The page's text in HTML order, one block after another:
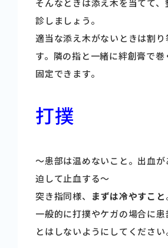
そんなときは添え木を当てて、
診しましょう。
適当な添え木がないときは割り
す。隣の指と一緒に絆創膏で巻
固定できます。
打撲
～患部は温めないこと。出血
迫して止血する～
突き指同様、
まずは冷やすこと
一般的に打撲やケガの場合に患
とはしないようにしてください